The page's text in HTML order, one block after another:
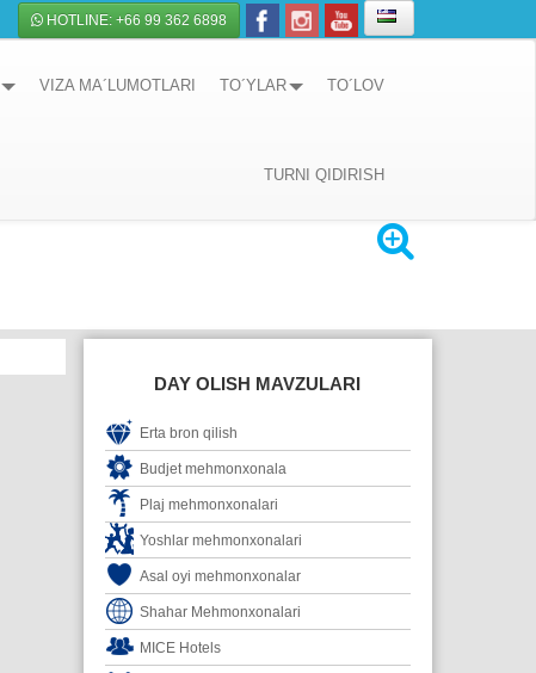
HOTLINE: +66 99 362 6898
VIZA MA´LUMOTLARI TO´YLAR TO´LOV
TURNI QIDIRISH
DAY OLISH MAVZULARI
Erta bron qilish
Budjet mehmonxonala
Plaj mehmonxonalari
Yoshlar mehmonxonalari
Asal oyi mehmonxonalar
Shahar Mehmonxonalari
MICE Hotels